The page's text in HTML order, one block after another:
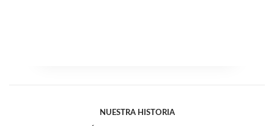
NUESTRA HISTORIA